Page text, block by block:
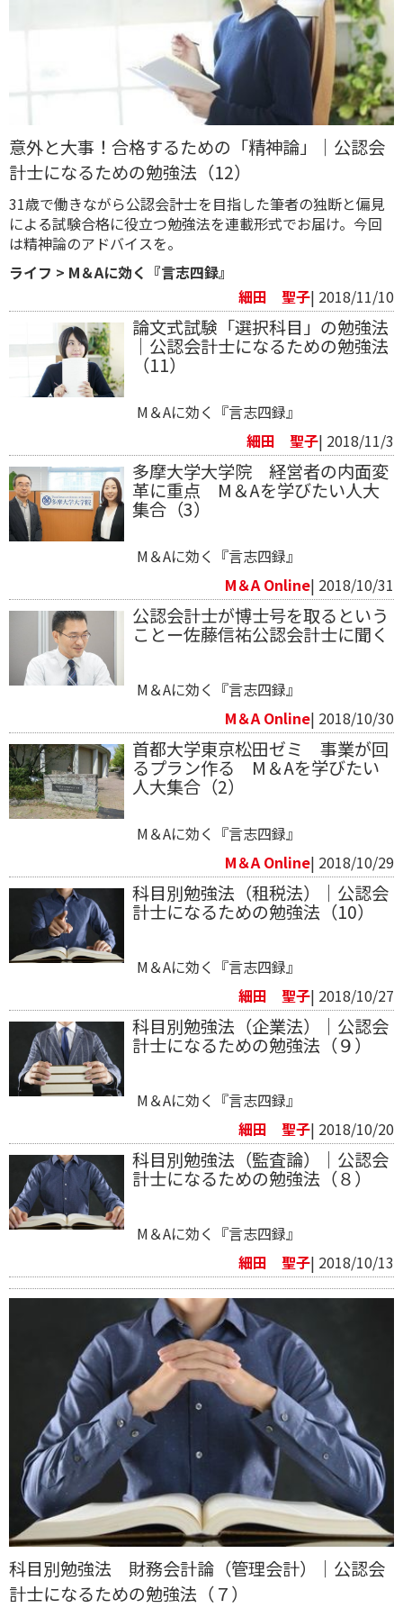
意外と大事！合格するための「精神論」｜公認会
計士になるための勉強法（12）
31歳で働きながら公認会計士を目指した筆者の独断と偏見
による試験合格に役立つ勉強法を連載形式でお届け。今回
は精神論のアドバイスを。
ライフ > M＆Aに効く『言志四録』
細田 聖子| 2018/11/10
論文式試験「選択科目」の勉強法
｜公認会計士になるための勉強法
（11）
M＆Aに効く『言志四録』
細田 聖子| 2018/11/3
多摩大学大学院 経営者の内面変
革に重点 M＆Aを学びたい人大
集合（3）
M＆Aに効く『言志四録』
M＆A Online| 2018/10/31
公認会計士が博士号を取るという
ことー佐藤信祐公認会計士に聞く
M＆Aに効く『言志四録』
M＆A Online| 2018/10/30
首都大学東京松田ゼミ 事業が回
るプラン作る M＆Aを学びたい
人大集合（2）
M＆Aに効く『言志四録』
M＆A Online| 2018/10/29
科目別勉強法（租税法）｜公認会
計士になるための勉強法（10）
M＆Aに効く『言志四録』
細田 聖子| 2018/10/27
科目別勉強法（企業法）｜公認会
計士になるための勉強法（９）
M＆Aに効く『言志四録』
細田 聖子| 2018/10/20
科目別勉強法（監査論）｜公認会
計士になるための勉強法（８）
M＆Aに効く『言志四録』
細田 聖子| 2018/10/13
科目別勉強法 財務会計論（管理会計）｜公認会
計士になるための勉強法（７）